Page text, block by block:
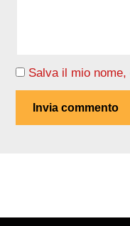
Salva il mio